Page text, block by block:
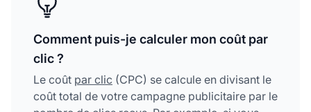
Comment puis-je calculer mon coût par
clic ?
Le coût par clic (CPC) se calcule en divisant le
coût total de votre campagne publicitaire par le